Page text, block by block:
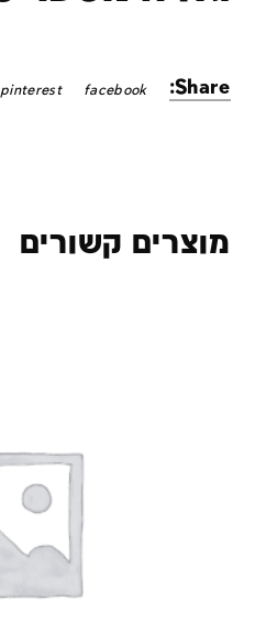
Share:
facebook
pinterest
מוצרים קשורים